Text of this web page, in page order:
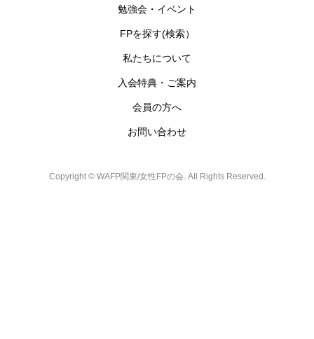
勉強会・イベント
FPを探す(検索）
私たちについて
入会特典・ご案内
会員の方へ
お問い合わせ
Copyright ©WAFP関東/女性FPの会. All Rights Reserved.